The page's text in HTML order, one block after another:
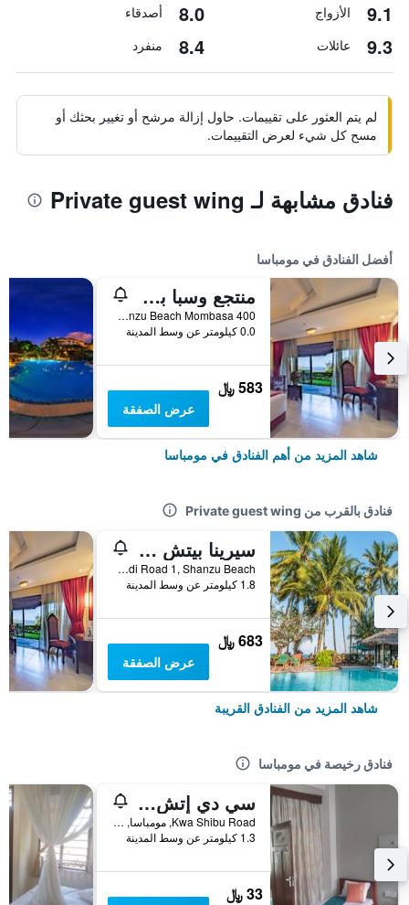
9.1 الأزواج 8.0 أصدقاء
9.3 عائلات 8.4 منفرد
لم يتم العثور على تقييمات. حاول إزالة مرشح أو تغيير بحثك أو
مسح كل شيء لعرض التقييمات.
فنادق مشابهة لـ Private guest wing
أفضل الفنادق في مومباسا
منتجع وسبا برايد إن بارادايس بيتش في مومباسا
400 Shanzu Beach Mombasa, مومباسا, كينيا
0.0 كيلومتر عن وسط المدينة
583 ﷼
عرض الصفقة
شاهد المزيد من أهم الفنادق في مومباسا
فنادق بالقرب من Private guest wing
سيرينا بيتش ريزورت آند سبا
Malindi Road 1, Shanzu Beach, مومباسا, كينيا
1.8 كيلومتر عن وسط المدينة
683 ﷼
عرض الصفقة
شاهد المزيد من الفنادق القريبة
فنادق رخيصة في مومباسا
سي دي إتش باكباكرز
Kwa Shibu Road, مومباسا, كينيا
1.3 كيلومتر عن وسط المدينة
33 ﷼